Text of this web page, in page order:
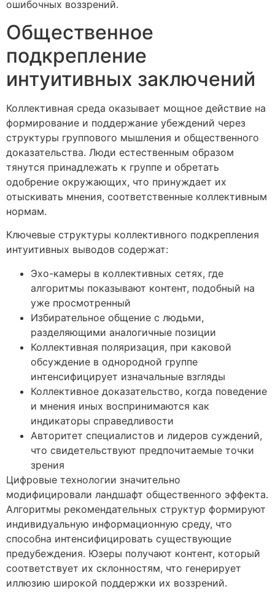
ошибочных воззрений.
Общественное
подкрепление
интуитивных заключений
Коллективная среда оказывает мощное действие на
формирование и поддержание убеждений через
структуры группового мышления и общественного
доказательства. Люди естественным образом
тянутся принадлежать к группе и обретать
одобрение окружающих, что принуждает их
отыскивать мнения, соответственные коллективным
нормам.
Ключевые структуры коллективного подкрепления
интуитивных выводов содержат:
Эхо-камеры в коллективных сетях, где
алгоритмы показывают контент, подобный на
уже просмотренный
Избирательное общение с людьми,
разделяющими аналогичные позиции
Коллективная поляризация, при каковой
обсуждение в однородной группе
интенсифицирует изначальные взгляды
Коллективное доказательство, когда поведение
и мнения иных воспринимаются как
индикаторы справедливости
Авторитет специалистов и лидеров суждений,
что свидетельствуют предпочитаемые точки
зрения
Цифровые технологии значительно
модифицировали ландшафт общественного эффекта.
Алгоритмы рекомендательных структур формируют
индивидуальную информационную среду, что
способна интенсифицировать существующие
предубеждения. Юзеры получают контент, который
соответствует их склонностям, что генерирует
иллюзию широкой поддержки их воззрений.